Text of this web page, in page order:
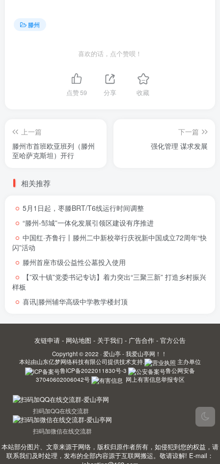
滕州
喜欢的话，点个赞呗！
点赞59 分享 收藏
上一篇
滕州市首班欧亚班列（滕州
至哈萨克斯坦）开行
下一篇
强化管理 谋求发展
相关推荐
5月1日起，枣滕BRT/T6线运行时间调整
“滕州-邹城”一体化发展引领区建设有序推进
中国红·齐鲁行丨滕州二中新校举行庆祝新中国成立72周年“快
闪”活动
滕州首座市级公益性公墓投入使用
【”双十镇”党委书记专访】着力突出“三聚三新” 打造乡村振兴
样板
喜讯|滕州辅华高级中学教学楼封顶
友链申请 - 网站地图 - 关于我们 - 广告合作 - 官方公告
Copyright © 2022 · 爱山亭 - 我爱山亭网！！
本站由山东亿梦网络科技有限公司提供技术支持.
主办单位
鲁ICP备2022011830号-3
鲁公网安备
37040602006042号
网上有害信息举报专区
扫码加QQ在线交流群
扫码加微信在线交流群
本站部分图片、文章来源于网络，版权归原作者所有，如侵犯到您的权益，请
联系我们及时处理，发布的全部内容源于互联网搬运。敬请谅解! E-mail：